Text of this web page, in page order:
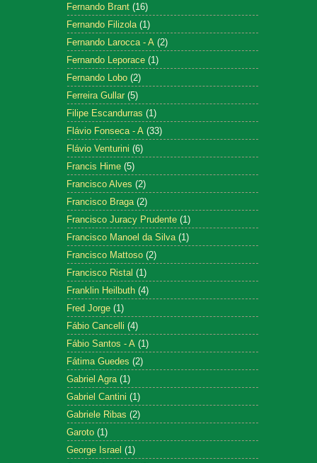
Fernando Brant (16)
Fernando Filizola (1)
Fernando Larocca - A (2)
Fernando Leporace (1)
Fernando Lobo (2)
Ferreira Gullar (5)
Filipe Escandurras (1)
Flávio Fonseca - A (33)
Flávio Venturini (6)
Francis Hime (5)
Francisco Alves (2)
Francisco Braga (2)
Francisco Juracy Prudente (1)
Francisco Manoel da Silva (1)
Francisco Mattoso (2)
Francisco Ristal (1)
Franklin Heilbuth (4)
Fred Jorge (1)
Fábio Cancelli (4)
Fábio Santos - A (1)
Fátima Guedes (2)
Gabriel Agra (1)
Gabriel Cantini (1)
Gabriele Ribas (2)
Garoto (1)
George Israel (1)